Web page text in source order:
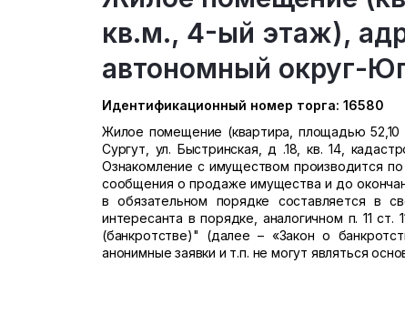
кв.м., 4-ый этаж),
автономный округ-
Идентификационный номер торга: 16580
Жилое помещение (квартира, площадью 52,10
Сургут, ул. Быстринская, д .18, кв. 14,
Ознакомление с имуществом производится
сообщения о продаже имущества и до
в обязательном порядке составляется в
интересанта в порядке, аналогичном п. 11
(банкротстве)" (далее – «Закон о
анонимные заявки и т.п. не могут являться